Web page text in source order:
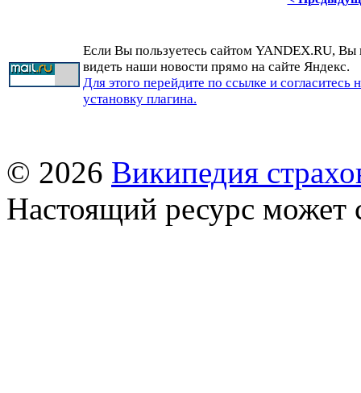
Если Вы пользуетесь сайтом YANDEX.RU, Вы
видеть наши новости прямо на сайте Яндекс.
Для этого перейдите по ссылке и согласитесь
установку плагина.
© 2026 Википедия
Настоящий ресурс может